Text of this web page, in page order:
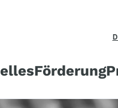
Förderung